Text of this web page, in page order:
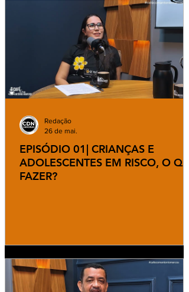
EPISÓDIO 01| CRIANÇAS E
ADOLESCENTES EM RISCO, O
FAZER?
Redação
26 de mai.